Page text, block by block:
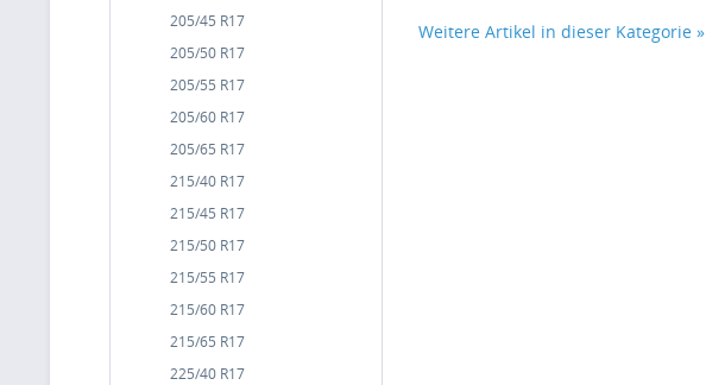
205/45 R17
205/50 R17
205/55 R17
205/60 R17
205/65 R17
215/40 R17
215/45 R17
215/50 R17
215/55 R17
215/60 R17
215/65 R17
225/40 R17
Weitere Artikel in dieser Kategorie »